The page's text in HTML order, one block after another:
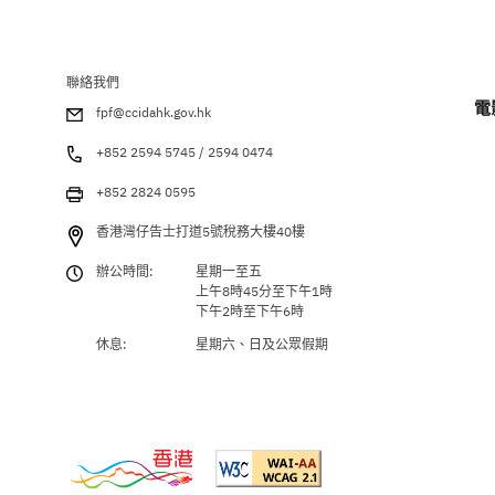
聯絡我們
fpf@ccidahk.gov.hk
+852 2594 5745 / 2594 0474
+852 2824 0595
香港灣仔告士打道5號稅務大樓40樓
辦公時間:
星期一至五
上午8時45分至下午1時
下午2時至下午6時
休息:
星期六、日及公眾假期
電